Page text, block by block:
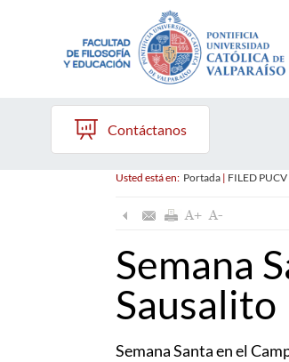
Contáctanos
Usted está en: Portada| FILED PUCV
Semana
Sausalito
Semana Santa en el